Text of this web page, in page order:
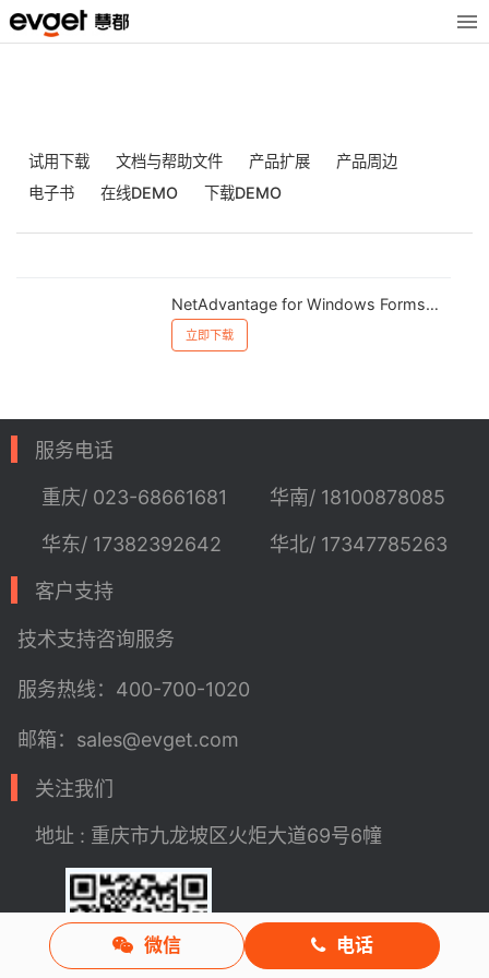
试用下载 文档与帮助文件 产品扩展
产品周边
电子书
在线DEMO 下载DEMO
NetAdvantage for Windows Forms 2013 v2示例：径向菜单
立即下载
服务电话
重庆/ 023-68661681
华东/ 17382392642
华南/ 18100878085
华北/ 17347785263
客户支持
技术支持咨询服务
服务热线：400-700-1020
邮箱：sales@evget.com
关注我们
地址 : 重庆市九龙坡区火炬大道69号6幢
微信 电话